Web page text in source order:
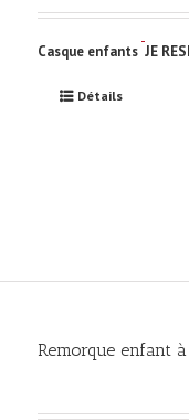
Casque enfants JE
Détails
Remorque enfant